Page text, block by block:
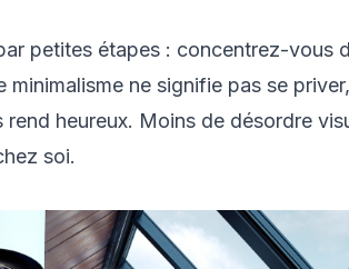
petites étapes : concentrez-vous
ne signifie pas se
rend heureux. Moins de désordre
soi.